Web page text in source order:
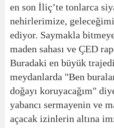
en son İliç’te tonlarca
nehirlerimize,
ediyor. Saymakla
maden sahası ve ÇED
Buradaki en büyük
meydanlarda "Ben
doğayı koruyacağım"
yabancı sermayenin ve
açacak izinlerin altına